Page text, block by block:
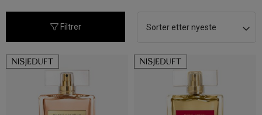
Filtrer